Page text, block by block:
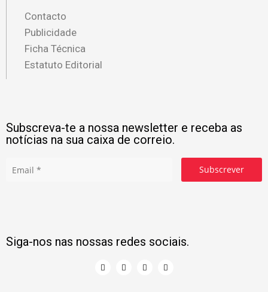
Contacto
Publicidade
Ficha Técnica
Estatuto Editorial
Subscreva-te a nossa newsletter e receba as
notícias na sua caixa de correio.
Subscrever
Siga-nos nas nossas redes sociais.